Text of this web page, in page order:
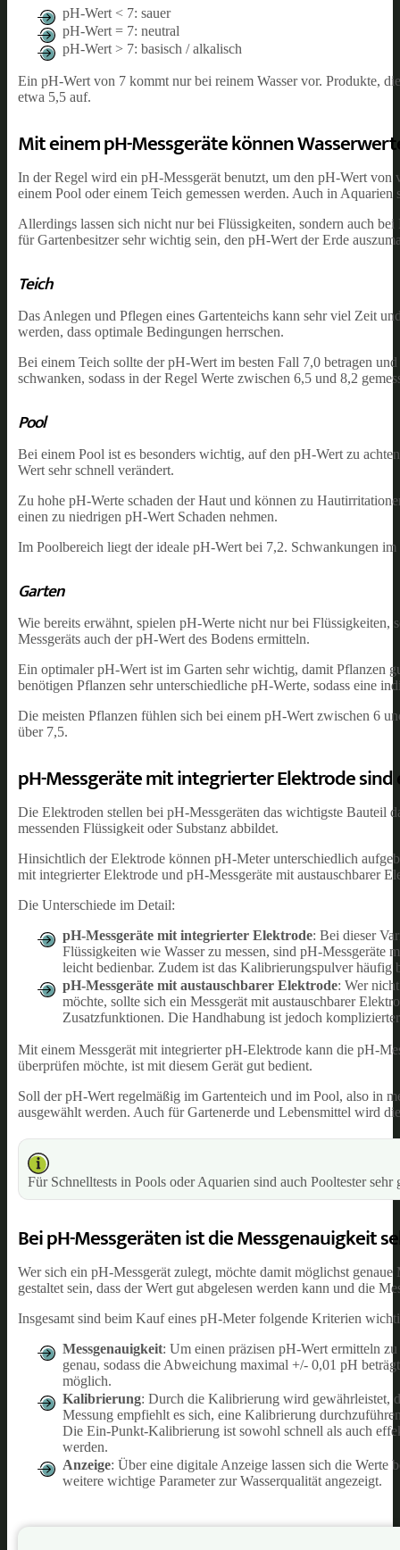
pH-Wert < 7: sauer
pH-Wert = 7: neutral
pH-Wert > 7: basisch / alkalisch
Ein pH-Wert von 7 kommt nur bei reinem Wasser vor. Produkte,
etwa 5,5 auf.
Mit einem pH-Messgeräte können
In der Regel wird ein pH-Messgerät benutzt, um den pH-Wert
einem Pool oder einem Teich gemessen werden. Auch in
Allerdings lassen sich nicht nur bei Flüssigkeiten, sondern auch
für Gartenbesitzer sehr wichtig sein, den pH-Wert der Erde
Teich
Das Anlegen und Pflegen eines Gartenteichs kann sehr viel Zeit
werden, dass optimale Bedingungen herrschen.
Bei einem Teich sollte der pH-Wert im besten Fall 7,0 betragen
schwanken, sodass in der Regel Werte zwischen 6,5 und 8,2
Pool
Bei einem Pool ist es besonders wichtig, auf den pH-Wert zu
Wert sehr schnell verändert.
Zu hohe pH-Werte schaden der Haut und können zu
einen zu niedrigen pH-Wert Schaden nehmen.
Im Poolbereich liegt der ideale pH-Wert bei 7,2. Schwankungen
Garten
Wie bereits erwähnt, spielen pH-Werte nicht nur bei
Messgeräts auch der pH-Wert des Bodens ermitteln.
Ein optimaler pH-Wert ist im Garten sehr wichtig, damit Pflanzen
benötigen Pflanzen sehr unterschiedliche pH-Werte, sodass eine
Die meisten Pflanzen fühlen sich bei einem pH-Wert zwischen 6
über 7,5.
pH-Messgeräte mit integrierter Elektrode
Die Elektroden stellen bei pH-Messgeräten das wichtigste Bauteil
messenden Flüssigkeit oder Substanz abbildet.
Hinsichtlich der Elektrode können pH-Meter unterschiedlich
mit integrierter Elektrode und pH-Messgeräte mit austauschbarer
Die Unterschiede im Detail:
pH-Messgeräte mit integrierter Elektrode: Bei dieser
Flüssigkeiten wie Wasser zu messen, sind pH-
leicht bedienbar. Zudem ist das Kalibrierungspulver häufig
pH-Messgeräte mit austauschbarer Elektrode: Wer
möchte, sollte sich ein Messgerät mit austauschbarer
Zusatzfunktionen. Die Handhabung ist jedoch
Mit einem Messgerät mit integrierter pH-Elektrode kann die pH-
überprüfen möchte, ist mit diesem Gerät gut bedient.
Soll der pH-Wert regelmäßig im Gartenteich und im Pool, also in
ausgewählt werden. Auch für Gartenerde und Lebensmittel wird
Für Schnelltests in Pools oder Aquarien sind auch Pooltester
Bei pH-Messgeräten ist die Messgenauigkeit
Wer sich ein pH-Messgerät zulegt, möchte damit möglichst
gestaltet sein, dass der Wert gut abgelesen werden kann und die
Insgesamt sind beim Kauf eines pH-Meter folgende Kriterien
Messgenauigkeit: Um einen präzisen pH-Wert ermitteln
genau, sodass die Abweichung maximal +/- 0,01 pH
möglich.
Kalibrierung: Durch die Kalibrierung wird gewährleistet,
Messung empfiehlt es sich, eine Kalibrierung
Die Ein-Punkt-Kalibrierung ist sowohl schnell als auch
werden.
Anzeige: Über eine digitale Anzeige lassen sich die Werte
weitere wichtige Parameter zur Wasserqualität angezeigt.